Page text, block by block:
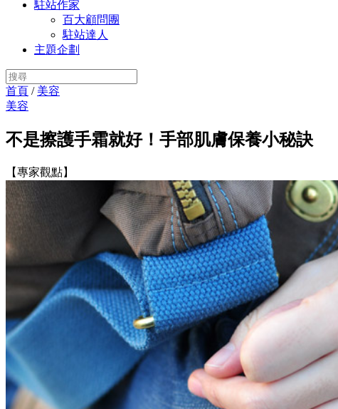
駐站作家
百大顧問團
駐站達人
主題企劃
首頁 / 美容
美容
不是擦護手霜就好！手部肌膚保養小秘訣
【專家觀點】